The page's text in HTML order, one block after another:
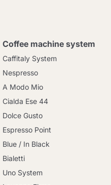
Coffee machine system
Caffitaly System
Nespresso
A Modo Mio
Cialda Ese 44
Dolce Gusto
Espresso Point
Blue / In Black
Bialetti
Uno System